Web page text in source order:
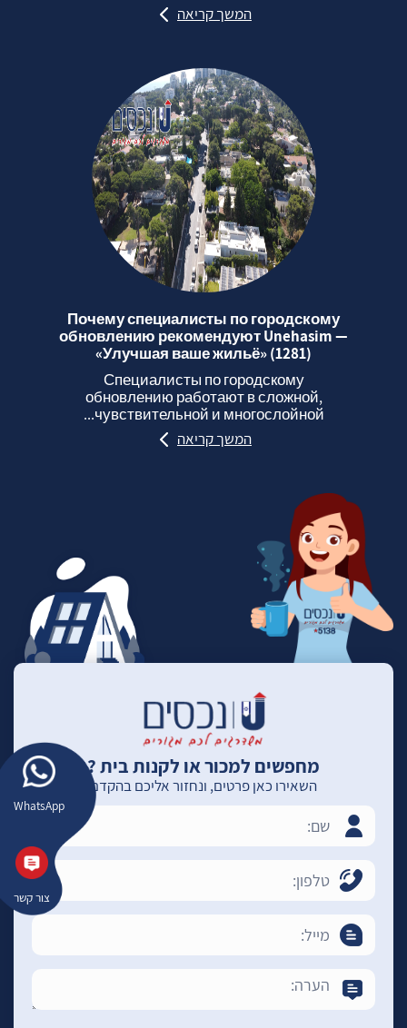
WhatsApp
צור קשר
המשך קריאה
Почему специалисты по городскому
обновлению рекомендуют Unehasim —
«Улучшая ваше жильё» (1281)
Специалисты по городскому
обновлению работают в сложной,
чувствительной и многослойной...
המשך קריאה
מחפשים למכור או לקנות בית ?
השאירו כאן פרטים, ונחזור אליכם בהקדם